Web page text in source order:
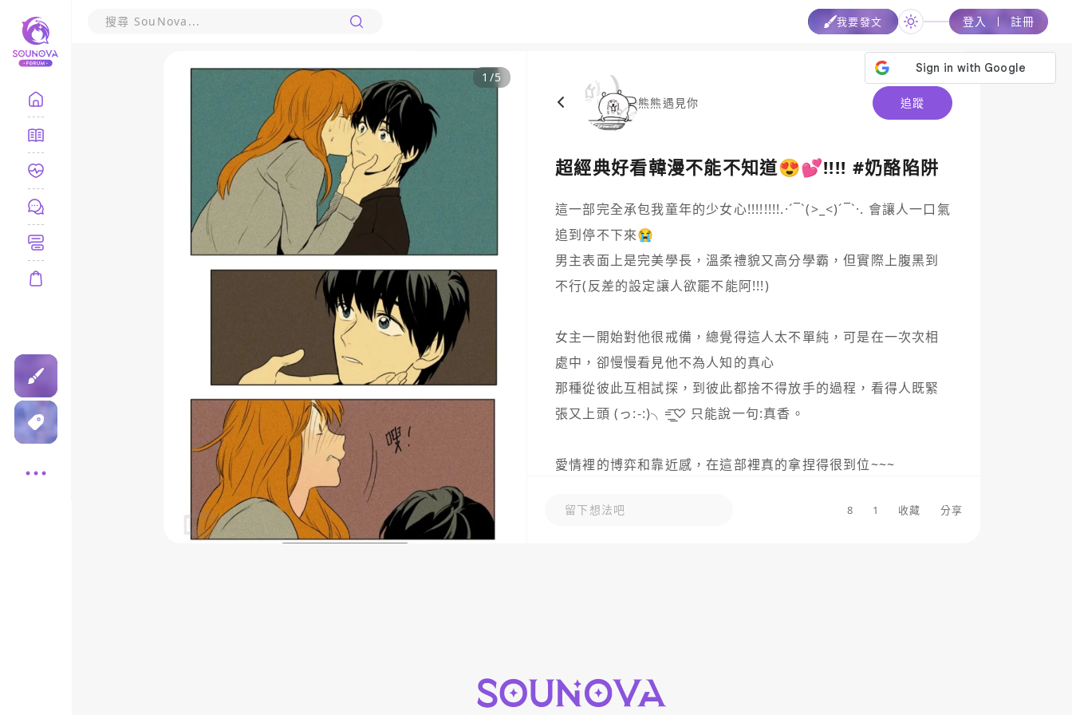
我要發文 登入 註冊
1 /5
熊熊遇見你
追蹤
超經典好看韓漫不能不知道😍💕!!!! #奶酪陷阱
這一部完全承包我童年的少女心!!!!!!!!.·´¯`(>_<)´¯`·. 會讓人一口氣
追到停不下來😭
男主表面上是完美學長，溫柔禮貌又高分學霸，但實際上腹黑到
不行(反差的設定讓人欲罷不能阿!!!)
女主一開始對他很戒備，總覺得這人太不單純，可是在一次次相
處中，卻慢慢看見他不為人知的真心
那種從彼此互相試探，到彼此都捨不得放手的過程，看得人既緊
張又上頭 (っ:-:)╮=͟͟͞♡ 只能說一句:真香。
愛情裡的博弈和靠近感，在這部裡真的拿捏得很到位~~~
圖片來源:webtoon
留下想法吧
留下想法吧 8 1 收藏 分享